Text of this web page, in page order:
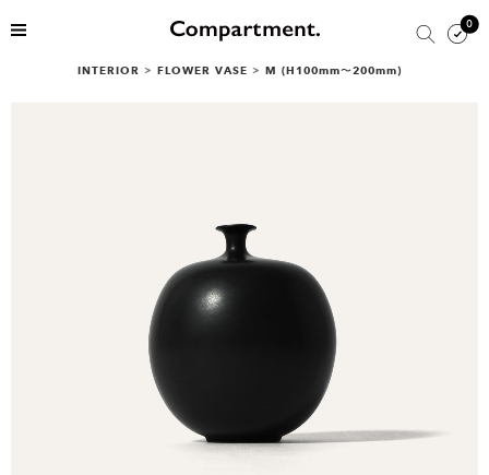
0
INTERIOR > FLOWER VASE > M (H100mm〜200mm)